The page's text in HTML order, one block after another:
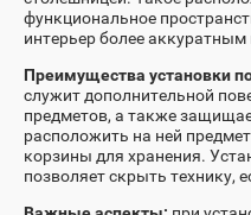
функциональное
интерьер более
Преимущества установки
служит дополнительной
предметов, а также
расположить на ней
корзины для хранения.
позволяет скрыть технику,